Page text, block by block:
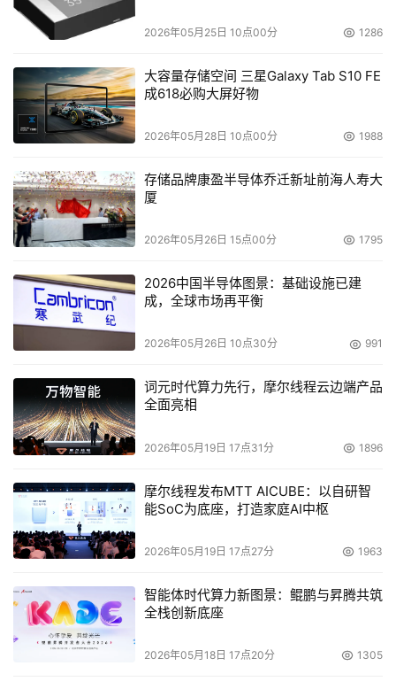
（Hitachi TagmaStore Universal Storage Platform，简
称USP）从问世起就备受关注。截至今年9月，USP系列产
品在全球销售量已高达1700台，如此优秀的表现无疑是对
HDS公司的虚拟化战略和定位的莫大肯定和鼓励。此外，
TagmaStore网络存储控制器NSC 55作为通用存储平台系
列的延伸产品和HDS的企业入门级存储典范之作，将日立的
询公司Toigo Partners International的首席执行官兼数据
管理协会（The Data Management Institute）会长、同时
也身为权威行业评论家的Jon Toigo称赞NSC55具有独特的
企业存储市场最佳产品。
HDS公司营销副总裁Rachel Young补充道：“凭借通用
的创新技术改变了整个存储市场的格局。日立数据将虚拟化
智能设置在存储控制器中，并将后台磁盘介质平价商品化，
这种业务战略充分适应最终用户的需求”。Rachel Young还
表示：“得益于通用存储平台的强劲销售量，公司在第三季
度高端存储系统领域的市场份额取得了显著增长，这也充分
表明了我们的虚拟化产品和解决方案颇受用户的欢迎和青
睐。”
2026年05月25日 10点00分 1286
大容量存储空间 三星Galaxy Tab S10 FE
成618必购大屏好物
2026年05月28日 10点00分 1988
存储品牌康盈半导体乔迁新址前海人寿大
厦
2026年05月26日 15点00分 1795
2026中国半导体图景：基础设施已建
成，全球市场再平衡
2026年05月26日 10点30分 991
词元时代算力先行，摩尔线程云边端产品
全面亮相
2026年05月19日 17点31分 1896
摩尔线程发布MTT AICUBE：以自研智
能SoC为底座，打造家庭AI中枢
2026年05月19日 17点27分 1963
智能体时代算力新图景：鲲鹏与昇腾共筑
全栈创新底座
2026年05月18日 17点20分 1305